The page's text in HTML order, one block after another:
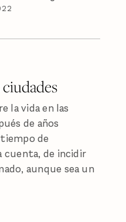
ciudades
la vida en las
de años
de
cuenta, de incidir
aunque sea un